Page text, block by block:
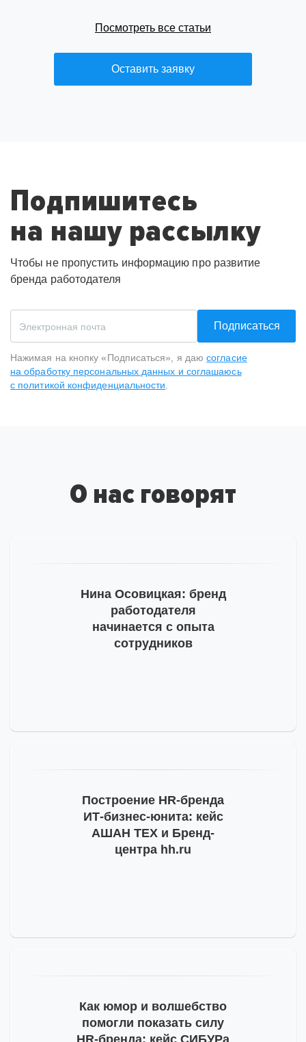
Посмотреть все статьи
Оставить заявку
Подпишитесь
на нашу рассылку
Чтобы не пропустить информацию про развитие
бренда работодателя
Подписаться
Нажимая на кнопку «Подписаться», я даюсогласие
на обработку персональных данных и соглашаюсь
с политикой конфиденциальности
на рассылку
На ваш адрес отправлено письмо от hh.ru, необходимо
информацию про развитие бренда работодателя.
просмотрите папку «Спам».
О нас говорят
Нина Осовицкая: бренд
работодателя
начинается с опыта
сотрудников
Построение HR-бренда
ИТ-бизнес-юнита: кейс
АШАН ТЕХ и Бренд-
центра hh.ru
Как юмор и волшебство
помогли показать силу